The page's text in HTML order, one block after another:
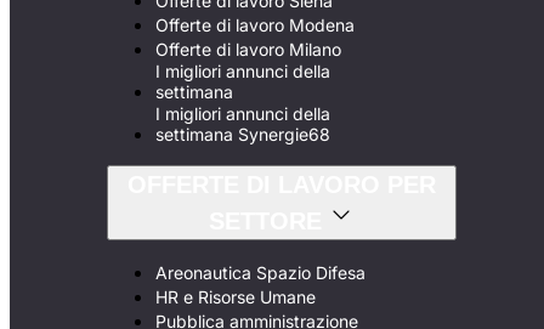
Offerte di lavoro Modena
Offerte di lavoro Milano
I migliori annunci della
settimana
I migliori annunci della
settimana Synergie68
Areonautica Spazio Difesa
HR e Risorse Umane
Pubblica amministrazione